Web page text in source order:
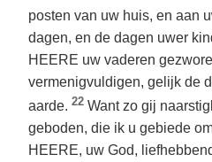
posten van uw huis, en aan
dagen, en de dagen uwer
HEERE uw vaderen
vermenigvuldigen, gelijk de
aarde. 22 Want zo gij
geboden, die ik u gebiede
HEERE, uw God,